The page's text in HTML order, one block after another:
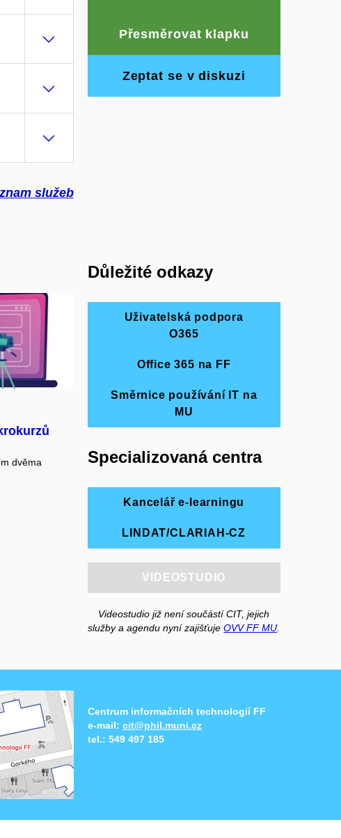
služeb
Přesměrovat klapku
Zeptat se v diskuzi
dvěma
Důležité odkazy
Uživatelská podpora
O365
Office 365 na FF
Směrnice používání IT na
MU
Specializovaná centra
Kancelář e-learningu
LINDAT/CLARIAH-CZ
VIDEOSTUDIO
Videostudio již není součástí CIT, jejich
služby a agendu nyní zajišťujeOVV FF MU
Centrum informačních technologií FF
e-mail: cit@phil.muni.cz
tel.: 549 497 185